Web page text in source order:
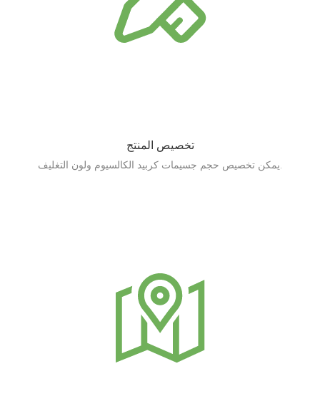
تخصيص المنتج
يمكن تخصيص حجم جسيمات كربيد الكالسيوم ولون التغليف.